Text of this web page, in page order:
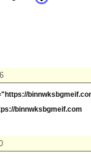
binnwksbgmeif.com